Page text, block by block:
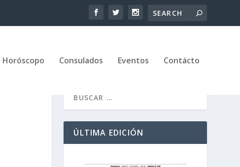
Horóscopo Consulados Eventos Contácto
ÚLTIMA EDICIÓN